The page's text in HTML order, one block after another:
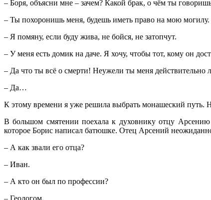
– Боря, объясни мне – зачем? Какой брак, о чём ты
– Ты похоронишь меня, будешь иметь право на мою могилу.
– Я помяну, если буду жива, не бойся, не затопчут.
– У меня есть домик на даче. Я хочу, чтобы тот, кому он
– Да что ты всё о смерти! Неужели ты меня действительно
– Да…
К этому времени я уже решила выбрать монашеский путь.
В большом смятении поехала к духовнику отцу
которое Борис написал батюшке. Отец Арсений
– А как звали его отца?
– Иван.
– А кто он был по профессии?
– Геологом.